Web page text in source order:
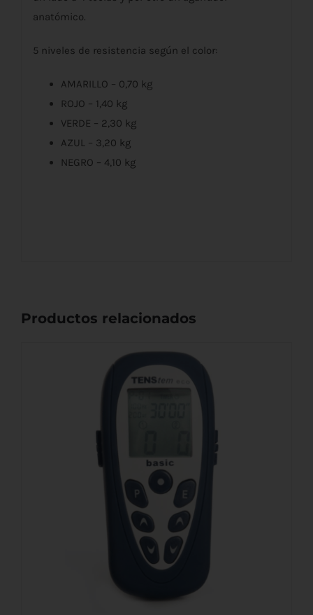
anatómico.
5 niveles de resistencia según el color:
AMARILLO – 0,70 kg
ROJO – 1,40 kg
VERDE – 2,30 kg
AZUL – 3,20 kg
NEGRO – 4,10 kg
Productos relacionados